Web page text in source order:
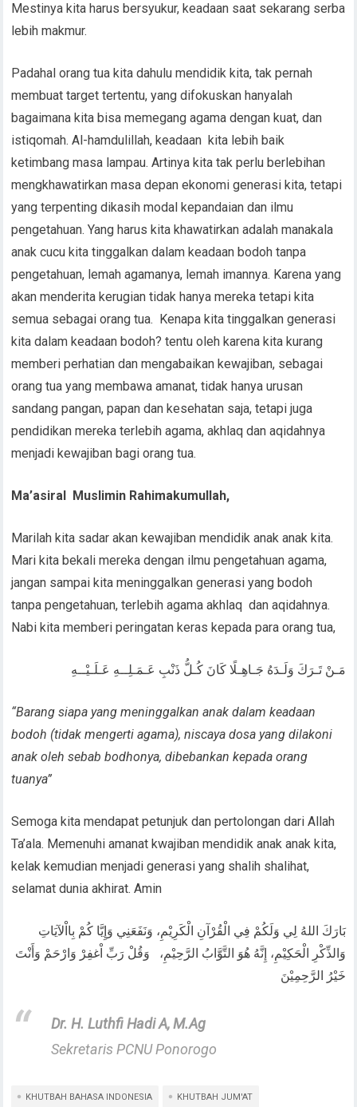
Mestinya kita harus bersyukur, keadaan saat sekarang serba
lebih makmur.
Padahal orang tua kita dahulu mendidik kita, tak pernah
membuat target tertentu, yang difokuskan hanyalah
bagaimana kita bisa memegang agama dengan kuat, dan
istiqomah. Al-hamdulillah, keadaan kita lebih baik
ketimbang masa lampau. Artinya kita tak perlu berlebihan
mengkhawatirkan masa depan ekonomi generasi kita, tetapi
yang terpenting dikasih modal kepandaian dan ilmu
pengetahuan. Yang harus kita khawatirkan adalah manakala
anak cucu kita tinggalkan dalam keadaan bodoh tanpa
pengetahuan, lemah agamanya, lemah imannya. Karena yang
akan menderita kerugian tidak hanya mereka tetapi kita
semua sebagai orang tua. Kenapa kita tinggalkan generasi
kita dalam keadaan bodoh? tentu oleh karena kita kurang
memberi perhatian dan mengabaikan kewajiban, sebagai
orang tua yang membawa amanat, tidak hanya urusan
sandang pangan, papan dan kesehatan saja, tetapi juga
pendidikan mereka terlebih agama, akhlaq dan aqidahnya
menjadi kewajiban bagi orang tua.
Ma’asiral Muslimin Rahimakumullah,
Marilah kita sadar akan kewajiban mendidik anak anak kita.
Mari kita bekali mereka dengan ilmu pengetahuan agama,
jangan sampai kita meninggalkan generasi yang bodoh
tanpa pengetahuan, terlebih agama akhlaq dan aqidahnya.
Nabi kita memberi peringatan keras kepada para orang tua,
مَـنْ تَـرَكَ وَلَـدَهُ جَـاهِـلًا كَانَ كُـلُّ ذَنْبِ عَـمَـلِــهِ عَـلَـيْــهِ
“Barang siapa yang meninggalkan anak dalam keadaan
bodoh (tidak mengerti agama), niscaya dosa yang dilakoni
anak oleh sebab bodhonya, dibebankan kepada orang
tuanya”
Semoga kita mendapat petunjuk dan pertolongan dari Allah
Ta’ala. Memenuhi amanat kwajiban mendidik anak anak kita,
kelak kemudian menjadi generasi yang shalih shalihat,
selamat dunia akhirat. Amin
بَارَكَ اللهُ لِي وَلَكُمْ فِي الْقُرْآنِ الْكَرِيْمِ، وَنَفَعَنِي وَإِيَّا كُمْ بِااْلآيَاتِ
وَالذِّكْرِ الْحَكِيْمِ، إِنَّهُ هُوَ التَّوَّابُ الرَّحِيْمِ، وَقُلْ رَبِّ اْغفِرْ وَارْحَمْ وَأَنْتَ
خَيْرُ الرَّحِمِيْنَ
Dr. H. Luthfi Hadi A, M.Ag
Sekretaris PCNU Ponorogo
KHUTBAH BAHASA INDONESIA KHUTBAH JUM'AT